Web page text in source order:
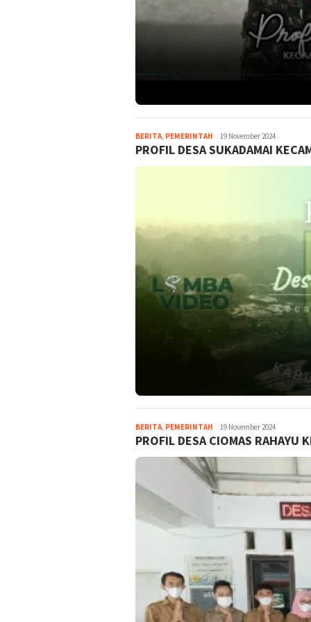
BERITA, PEMERINTAH Admin
19 November 2024
PROFIL DESA SUKADAMAI
BERITA PEMERINTAH Admin
19 November 2024
PROFIL DESA CIOMAS RAHAYU